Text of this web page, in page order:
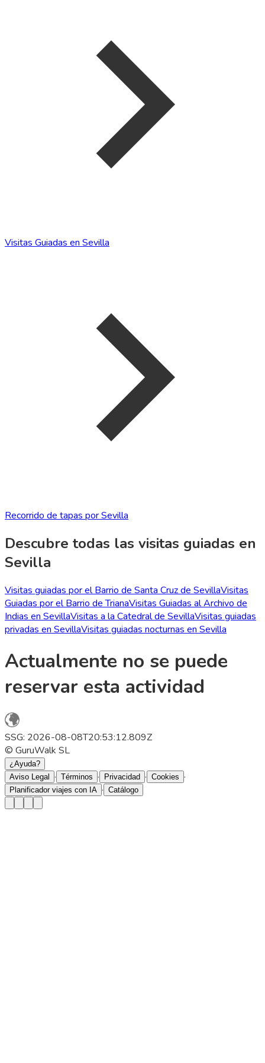
Visitas Guiadas en Sevilla
Recorrido de tapas por Sevilla
Descubre todas las visitas guiadas en
Sevilla
Visitas guiadas por el Barrio de Santa Cruz de SevillaVisitas
Guiadas por el Barrio de TrianaVisitas Guiadas al Archivo de
Indias en SevillaVisitas a la Catedral de SevillaVisitas guiadas
privadas en SevillaVisitas guiadas nocturnas en Sevilla
Actualmente no se puede
reservar esta actividad
SSG: 2026-08-08T20:53:12.809Z
© GuruWalk SL
¿Ayuda?
Aviso Legal
· Términos · Privacidad · Cookies ·
Planificador viajes con IA · Catálogo